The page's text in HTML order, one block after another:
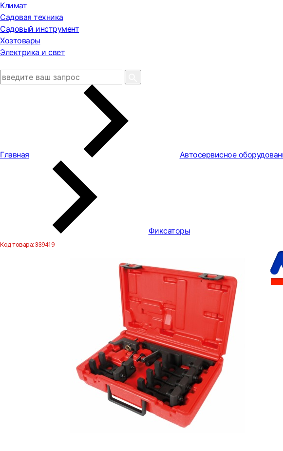
Климат
Садовая техника
Садовый инструмент
Хозтовары
Электрика и свет
Главная Автосервисное
Фиксаторы
Код товара:339419